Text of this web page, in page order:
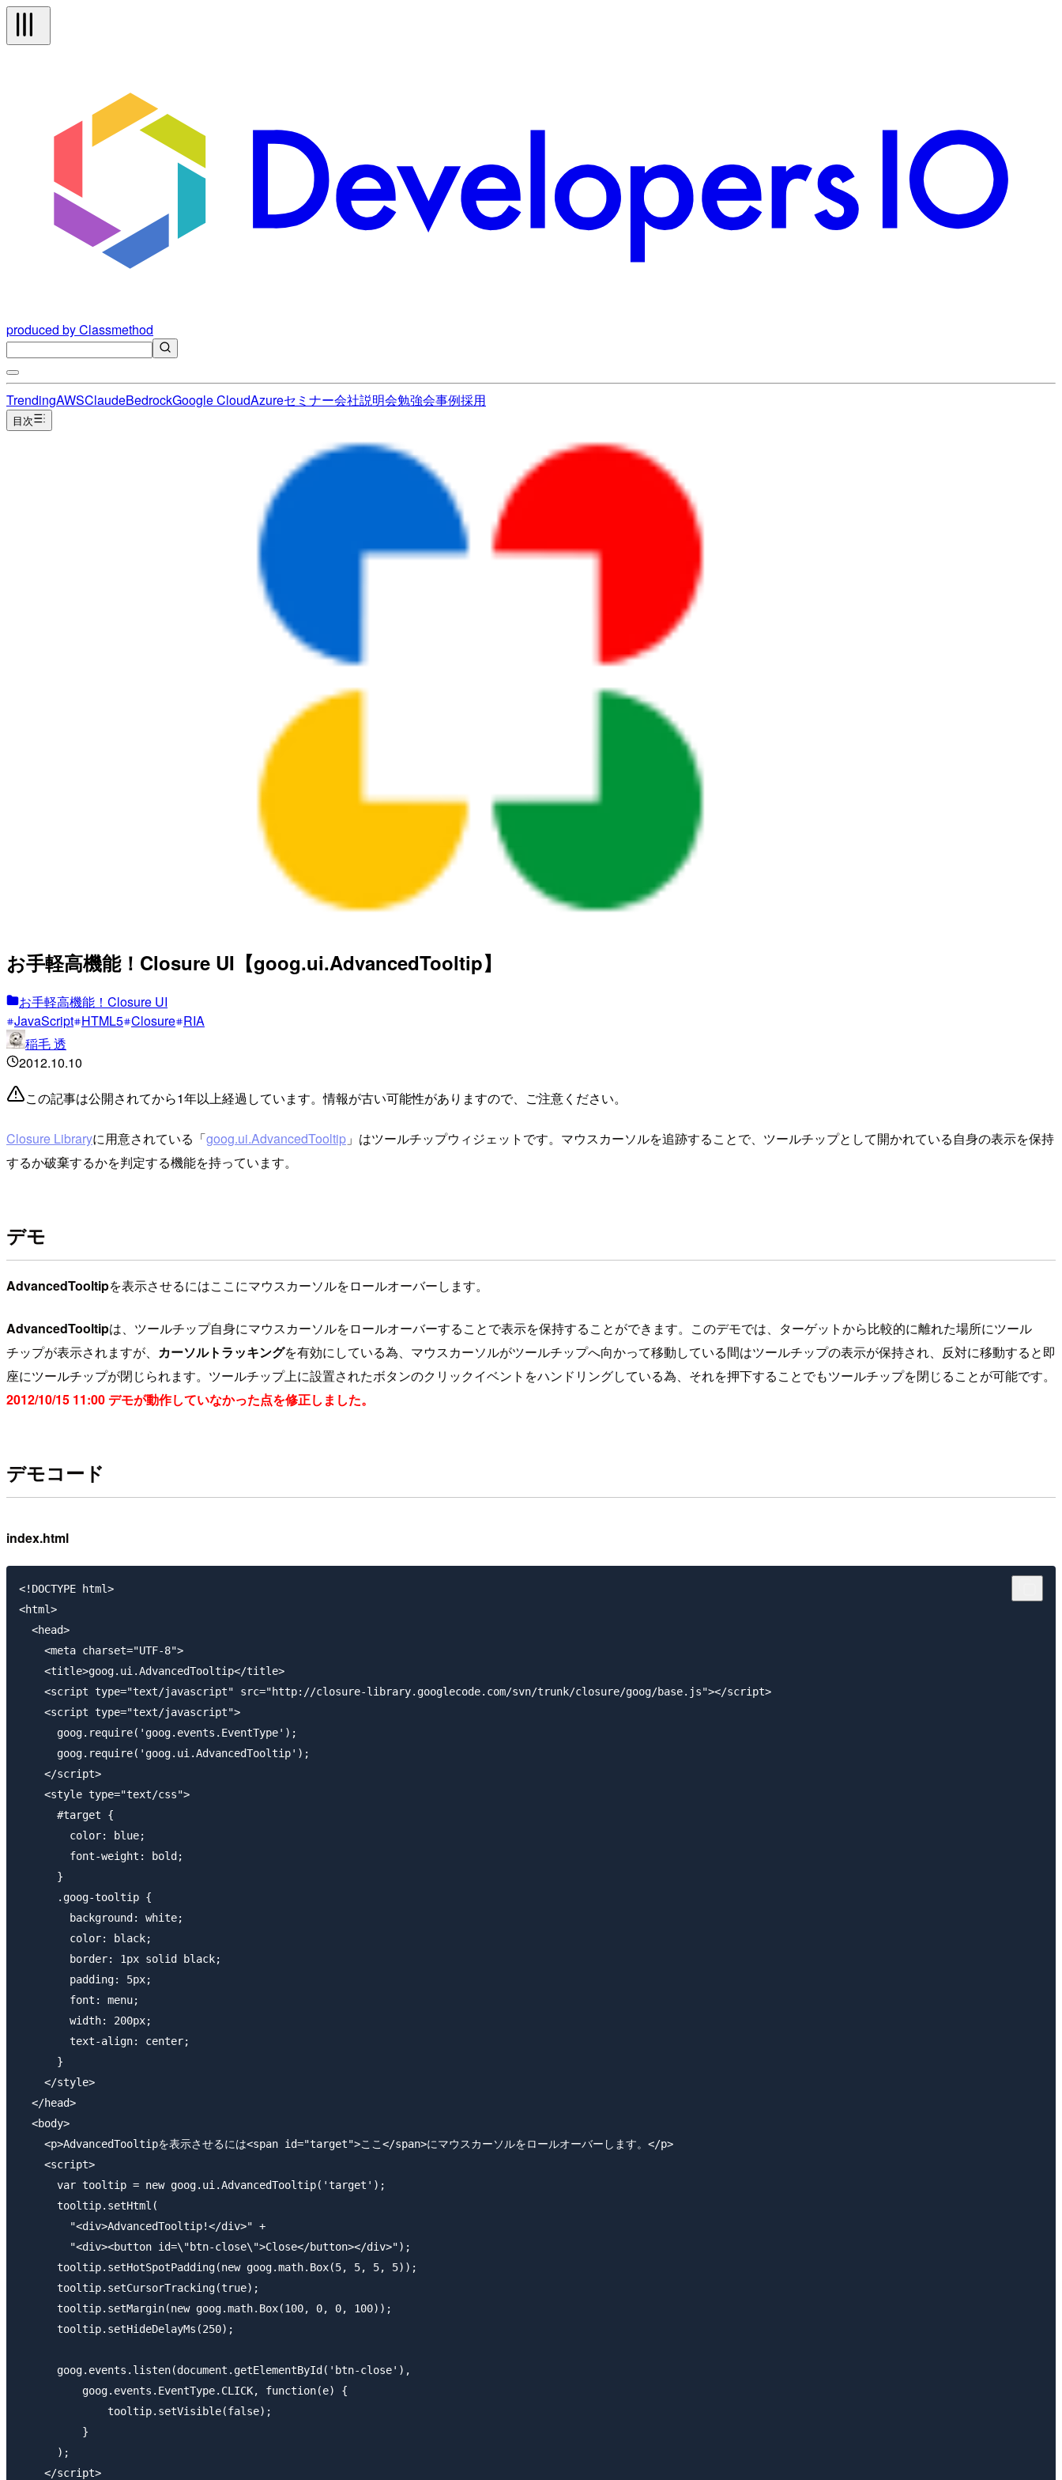
produced by Classmethod
TrendingAWSClaudeBedrockGoogle CloudAzureセミナー会社説明会勉強会事例採用
目次
お手軽高機能！Closure UI【goog.ui.AdvancedTooltip】
お手軽高機能！Closure UI
JavaScript HTML5 Closure RIA
稲毛 透
2012.10.10
この記事は公開されてから1年以上経過しています。情報が古い可能性がありますので、ご注意ください。
Closure Libraryに用意されている「goog.ui.AdvancedTooltip 」はツールチップウィジェットです。マウスカーソルを追跡することで、ツールチップとして開かれている自身の表示を保持
するか破棄するかを判定する機能を持っています。
デモ
AdvancedTooltipを表示させるにはここにマウスカーソルをロールオーバーします。
AdvancedTooltipは、ツールチップ自身にマウスカーソルをロールオーバーすることで表示を保持することができます。このデモでは、ターゲットから比較的に離れた場所にツール
チップが表示されますが、 カーソルトラッキングを有効にしている為、マウスカーソルがツールチップへ向かって移動している間はツールチップの表示が保持され、反対に移動すると即
座にツールチップが閉じられます。ツールチップ上に設置されたボタンのクリックイベントをハンドリングしている為、それを押下することでもツールチップを閉じることが可能です。
2012/10/15 11:00 デモが動作していなかった点を修正しました。
デモコード
index.html
<!DOCTYPE html>
<html>
  <head>
    <meta charset="UTF-8">
    <title>goog.ui.AdvancedTooltip</title>
    <script type="text/javascript" src="http://closure-library.googlecode.com/svn/trunk/closure/goog/base.js"></script>
    <script type="text/javascript">
      goog.require('goog.events.EventType');
      goog.require('goog.ui.AdvancedTooltip');
    </script>
    <style type="text/css">
      #target {
        color: blue;
        font-weight: bold;
      }
      .goog-tooltip {
        background: white;
        color: black;
        border: 1px solid black;
        padding: 5px;
        font: menu;
        width: 200px;
        text-align: center;
      }
    </style>
  </head>
  <body>
    <p>AdvancedTooltipを表示させるには<span id="target">ここ</span>にマウスカーソルをロールオーバーします。</p>
    <script>
      var tooltip = new goog.ui.AdvancedTooltip('target');
      tooltip.setHtml(
        "<div>AdvancedTooltip!</div>" +
        "<div><button id=\"btn-close\">Close</button></div>");
      tooltip.setHotSpotPadding(new goog.math.Box(5, 5, 5, 5));
      tooltip.setCursorTracking(true);
      tooltip.setMargin(new goog.math.Box(100, 0, 0, 100));
      tooltip.setHideDelayMs(250);
      goog.events.listen(document.getElementById('btn-close'),
          goog.events.EventType.CLICK, function(e) {
              tooltip.setVisible(false);
          }
      );
    </script>